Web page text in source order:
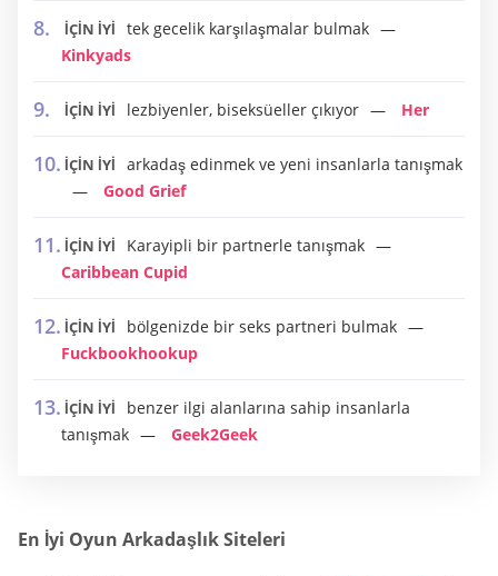
İÇİN İYİ
tek gecelik karşılaşmalar bulmak
Kinkyads
İÇİN İYİ lezbiyenler, biseksüeller çıkıyor Her
İÇİN İYİ
arkadaş edinmek ve yeni insanlarla tanışmak
Good Grief
İÇİN İYİ
Karayipli bir partnerle tanışmak
Caribbean Cupid
İÇİN İYİ
bölgenizde bir seks partneri bulmak
Fuckbookhookup
İÇİN İYİ
benzer ilgi alanlarına sahip insanlarla
tanışmak
Geek2Geek
En İyi Oyun Arkadaşlık Siteleri